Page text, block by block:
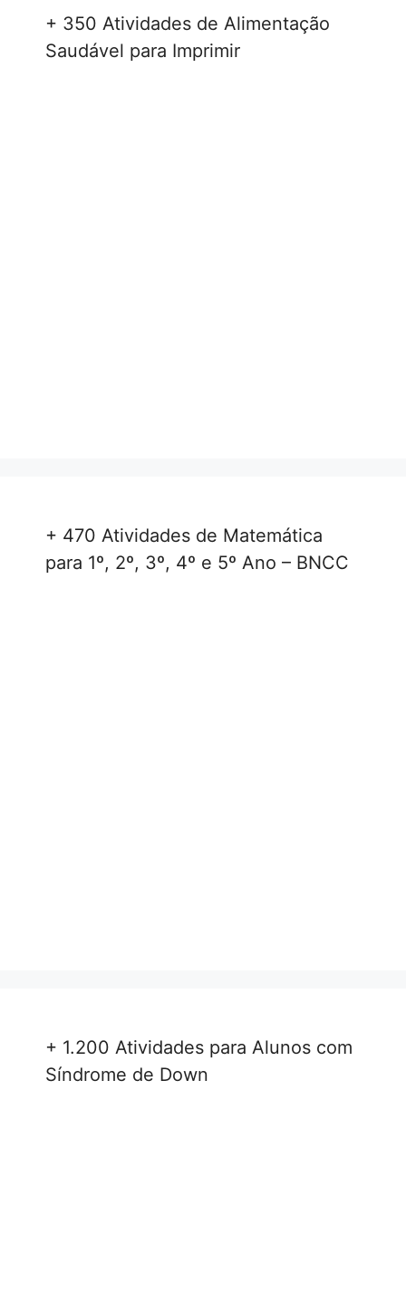
+ 350 Atividades de Alimentação
Saudável para Imprimir
+ 470 Atividades de Matemática
para 1º, 2º, 3º, 4º e 5º Ano – BNCC
+ 1.200 Atividades para Alunos com
Síndrome de Down